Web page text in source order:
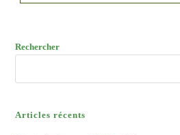
Rechercher
Articles récents